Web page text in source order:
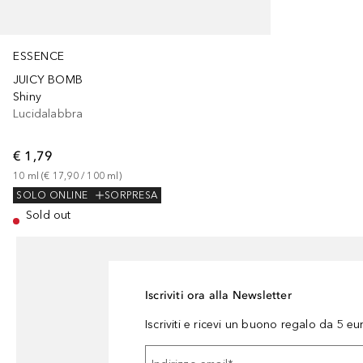
ESSENCE
JUICY BOMB
Shiny
Lucidalabbra
€ 1,79
10 ml (€ 17,90 / 100 ml)
SOLO ONLINE
SORPRESA
Sold out
Iscriviti ora alla Newsletter
Iscriviti e ricevi un buono regalo da 5